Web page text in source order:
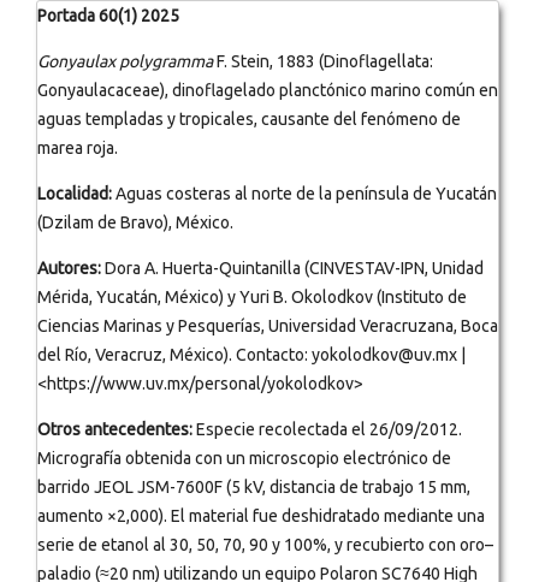
Portada 60(1) 2025
Gonyaulax polygrammaF. Stein, 1883 (Dinoflagellata:
Gonyaulacaceae), dinoflagelado planctónico marino común en
aguas templadas y tropicales, causante del fenómeno de
marea roja.
Localidad:Aguas costeras al norte de la península de Yucatán
(Dzilam de Bravo), México.
Autores:Dora A. Huerta-Quintanilla (CINVESTAV-IPN, Unidad
Mérida, Yucatán, México) y Yuri B. Okolodkov (Instituto de
Ciencias Marinas y Pesquerías, Universidad Veracruzana, Boca
del Río, Veracruz, México). Contacto: yokolodkov@uv.mx |
<https://www.uv.mx/personal/yokolodkov>
Otros antecedentes:Especie recolectada el 26/09/2012.
Micrografía obtenida con un microscopio electrónico de
barrido JEOL JSM-7600F (5 kV, distancia de trabajo 15 mm,
aumento ×2,000). El material fue deshidratado mediante una
serie de etanol al 30, 50, 70, 90 y 100%, y recubierto con oro–
paladio (≈20 nm) utilizando un equipo Polaron SC7640 High